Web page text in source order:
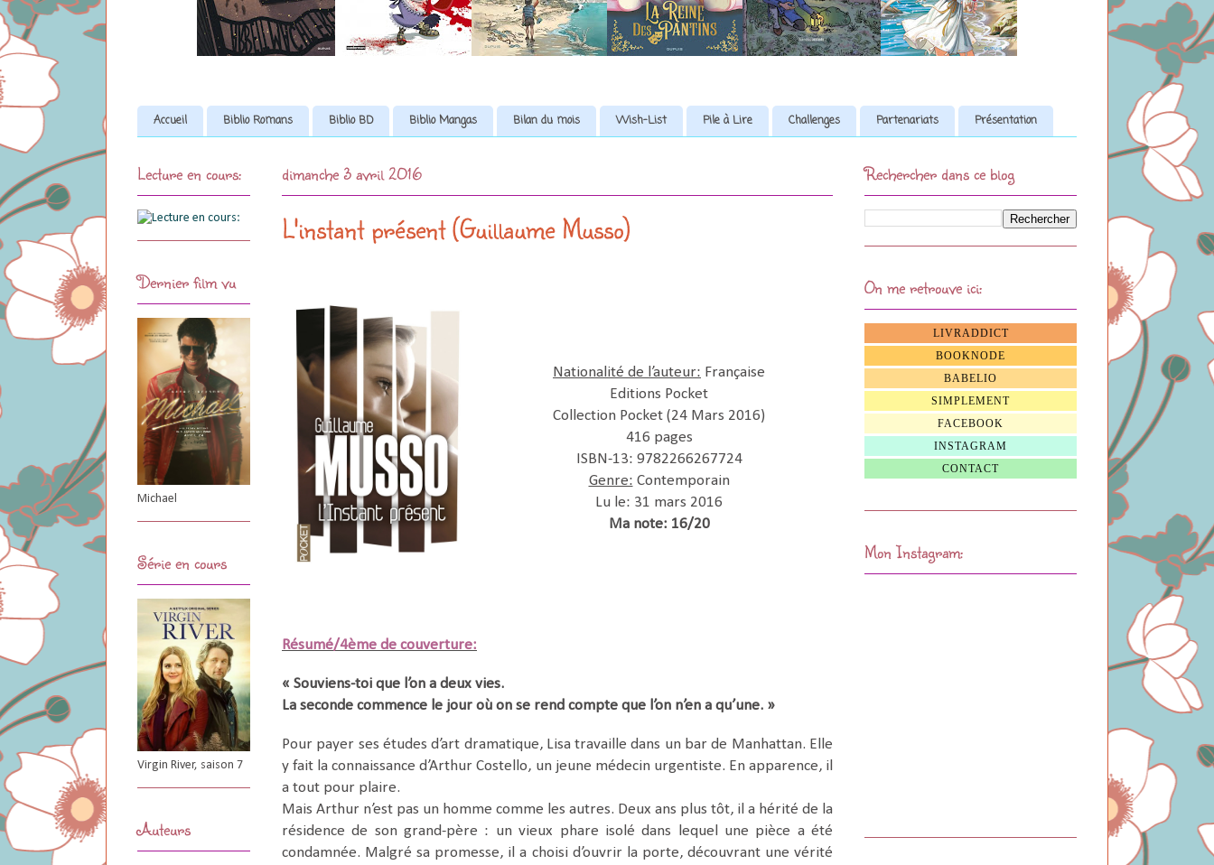
Accueil Biblio Romans Biblio BD Biblio Mangas Bilan du mois Wish-List Pile à Lire Challenges Partenariats Présentation
dimanche 3 avril 2016
L'instant présent (Guillaume Musso)
Nationalité de l’auteur: Française
Editions Pocket
Collection Pocket (24 Mars 2016)
416 pages
ISBN-13: 9782266267724
Genre: Contemporain
Lu le: 31 mars 2016
Ma note: 16/20
Résumé/4ème de couverture:
« Souviens-toi que l’on a deux vies.
La seconde commence le jour où on se rend compte que l’on n’en a qu’une. »
Pour payer ses études d’art dramatique, Lisa travaille dans un bar de Manhattan. Elle
y fait la connaissance d’Arthur Costello, un jeune médecin urgentiste. En apparence, il
a tout pour plaire.
Mais Arthur n’est pas un homme comme les autres. Deux ans plus tôt, il a hérité de la
résidence de son grand-père : un vieux phare isolé dans lequel une pièce a été
condamnée. Malgré sa promesse, il a choisi d’ouvrir la porte, découvrant une vérité
Lecture en cours:
Dernier film vu
Michael
Série en cours
Virgin River, saison 7
Auteurs
Rechercher dans ce blog
On me retrouve ici:
LIVRADDICT
BOOKNODE
BABELIO
SIMPLEMENT
FACEBOOK
INSTAGRAM
CONTACT
Mon Instagram: